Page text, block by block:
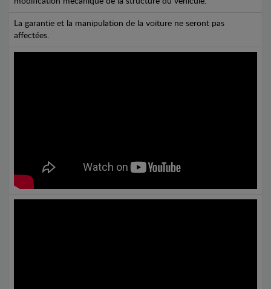
La garantie et la manipulation de la voiture ne seront pas
affectées.